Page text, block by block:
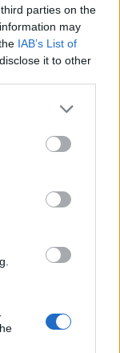
parties on the
may
IAB’s List of
it to other
more Google
may click to
party tags to
below Google
de a meleg
így ha